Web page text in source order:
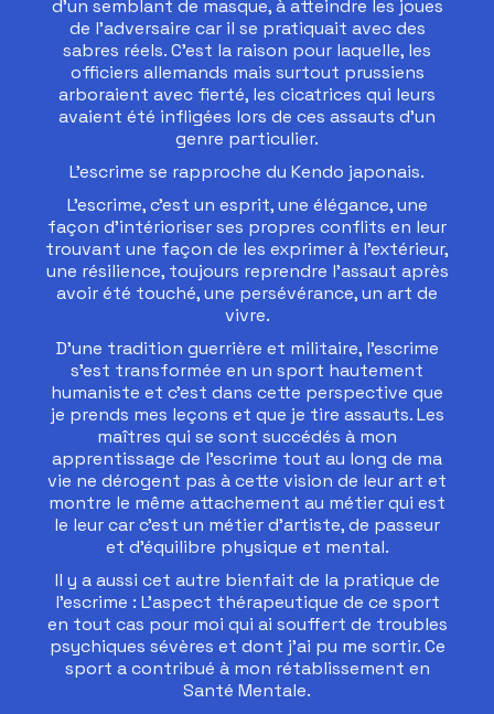
d’un semblant de masque, à atteindre les joues
de l’adversaire car il se pratiquait avec des
sabres réels. C’est la raison pour laquelle, les
officiers allemands mais surtout prussiens
arboraient avec fierté, les cicatrices qui leurs
avaient été infligées lors de ces assauts d’un
genre particulier.
L’escrime se rapproche du Kendo japonais.
L’escrime, c’est un esprit, une élégance, une
façon d’intérioriser ses propres conflits en leur
trouvant une façon de les exprimer à l’extérieur,
une résilience, toujours reprendre l’assaut après
avoir été touché, une persévérance, un art de
vivre.
D’une tradition guerrière et militaire, l’escrime
s’est transformée en un sport hautement
humaniste et c’est dans cette perspective que
je prends mes leçons et que je tire assauts. Les
maîtres qui se sont succédés à mon
apprentissage de l’escrime tout au long de ma
vie ne dérogent pas à cette vision de leur art et
montre le même attachement au métier qui est
le leur car c’est un métier d’artiste, de passeur
et d’équilibre physique et mental.
Il y a aussi cet autre bienfait de la pratique de
l’escrime : L’aspect thérapeutique de ce sport
en tout cas pour moi qui ai souffert de troubles
psychiques sévères et dont j’ai pu me sortir. Ce
sport a contribué à mon rétablissement en
Santé Mentale.